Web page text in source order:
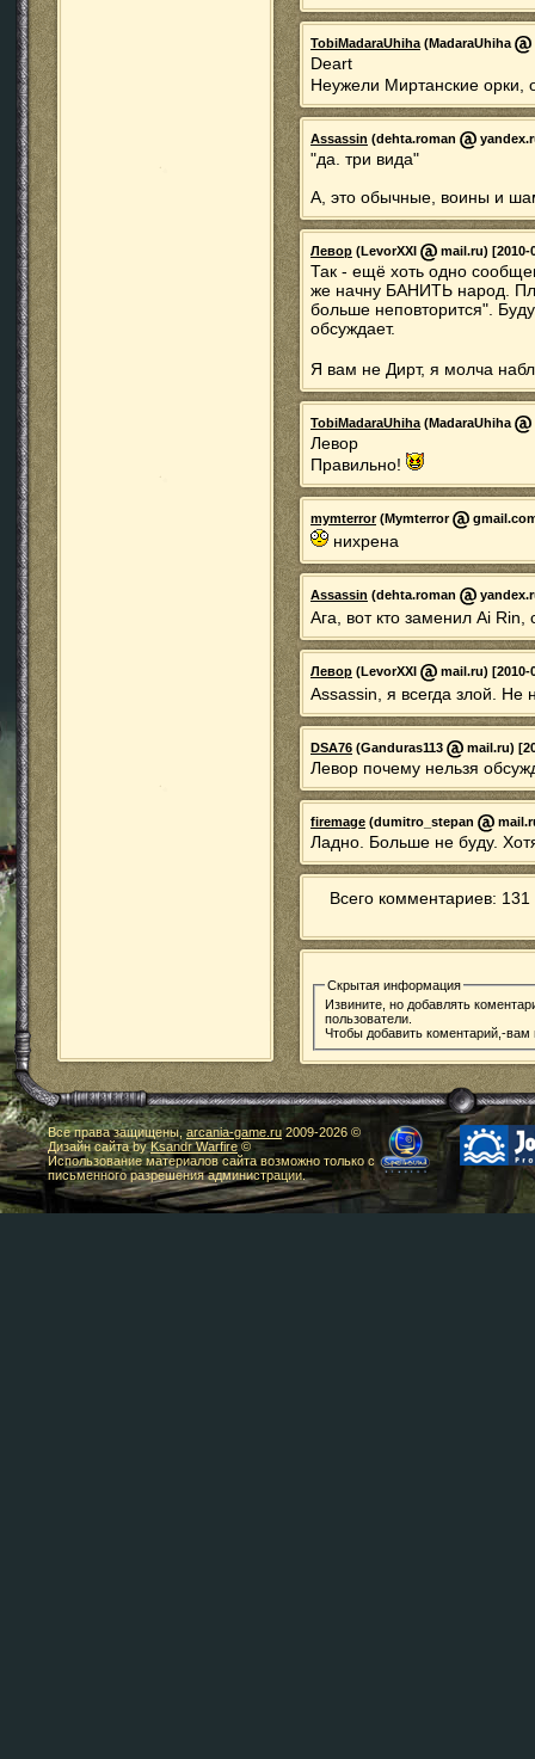
TobiMadaraUhiha(MadaraUhiha
Deart
Неужели Миртанские орки,
Assassin (dehta.roman
"да. три вида"
А, это обычные, воины и
Левор (LevorXXI mail.ru) [2010-
Так - ещё хоть одно
же начну БАНИТЬ народ.
больше неповторится".
обсуждает.
Я вам не Дирт, я молча
TobiMadaraUhiha(MadaraUhiha
Левор
Правильно!
mymterror(Mymterror
нихрена
Assassin (dehta.roman
Ага, вот кто заменил Ai
Левор (LevorXXI mail.ru) [2010-
Assassin, я всегда злой. Не
DSA76 (Ganduras113 mail.ru)
Левор почему нельзя
firemage (dumitro_stepan
Ладно. Больше не буду.
Всего комментариев:
Скрытая информация
Извините, но добавлять
пользователи.
Чтобы добавить коментарий,-
Все права защищены,arcania-game.ru2009-2026 ©
Дизайн сайта byKsandr Warfire©
Использование материалов сайта возможно только с
письменного разрешения администрации.